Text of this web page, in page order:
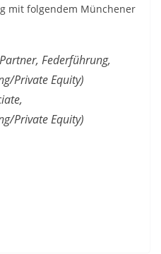
mit folgendem Münchener
Federführung,
Private Equity)
Private Equity)